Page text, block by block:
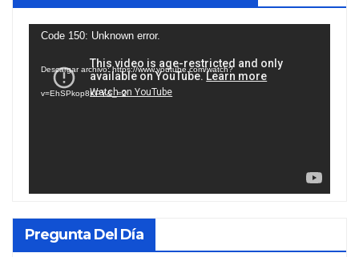
Reproductor
vídeo
Code 150: Unknown error.
Descargar archivo: https://www.youtube.com/watch?
v=EhSPkop8KPY&_=2
Pregunta Del Día